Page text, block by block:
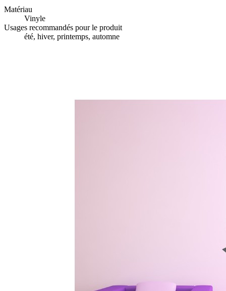
Matériau
Vinyle
Usages recommandés pour le produit
été, hiver, printemps, automne